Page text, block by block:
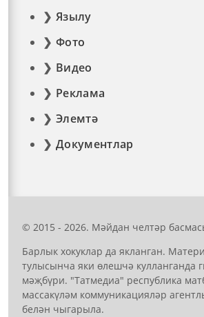
Язылу
Фото
Видео
Реклама
Элемтә
Документлар
© 2015 - 2026. Мәйдан челтәр
Барлык хокуклар да якланган.
тулысынча яки өлешчә кулланганда
мәҗбүри. "Татмедиа" республика
массакүләм коммуникацияләр
белән чыгарыла.